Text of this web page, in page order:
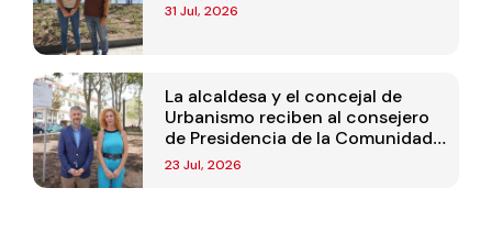
31 Jul, 2026
La alcaldesa y el concejal de
Urbanismo reciben al consejero
de Presidencia de la Comunidad
de Madrid
23 Jul, 2026